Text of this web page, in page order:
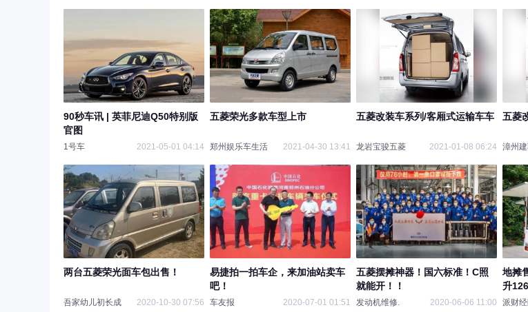
90秒车讯 | 英菲尼迪Q50特别版
官图
1号车 2021-05-01 04:14
五菱荣光多款车型上市
郑州娱乐车生活 2021-04-30 13:41
五菱改装车系列/客厢式运输车车
龙岩宝骏五菱 2021-01-08 06:24
五菱
漳州
两台五菱荣光面车包出售！
吾家幼儿初长成 2020-10-30 07:56
易捷拍一拍车企，来加油站卖车
吧！
车友报 2020-07-01 01:51
五菱摆摊神器！国六标准！C照
就能开！！
发动机维修. 2020-06-06 11:00
地摊
升
派财